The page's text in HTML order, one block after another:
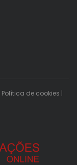
Política de cookies |